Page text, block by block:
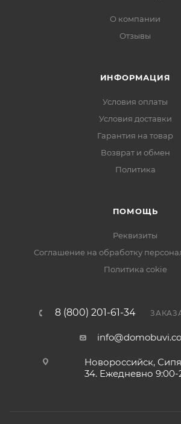
О компании
Отзывы
ИНФОРМАЦИЯ
Условия оплаты
Условия доставки
Гарантия на товар
Возврат и обмен
Политика
ПОМОЩЬ
Реквизиты
Соглашение на обработку
Политика cokie
8 (800) 201-61-34
Новороссийск,
34. Ежедневно 9:00-